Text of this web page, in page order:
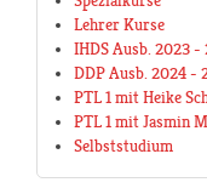
Lehrer Kurse
IHDS Ausb. 2023 -
DDP Ausb. 2024 -
PTL 1 mit Heike
PTL 1 mit Jasmin
Selbststudium